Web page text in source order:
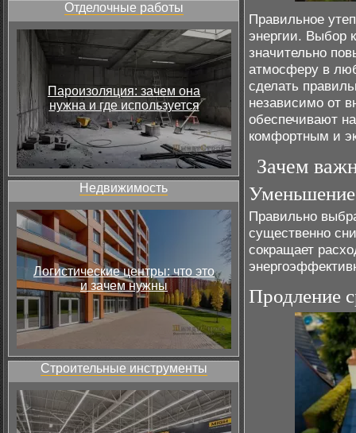
Отделочные работы
Пароизоляция: зачем она
нужна и где используется
Недвижимость
Логистические центры: что это
и зачем нужны
Строительные инструменты
Правильное
энергии. Выбор
значительно
атмосферу в
сделать
независимо от
обеспечивают
комфортным и
Зачем
Уменьшение
Правильно
существенно
сокращает
Продление